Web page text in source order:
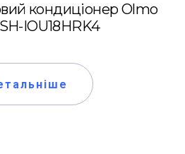
кондиціонер Olmo
IOU18HRK4